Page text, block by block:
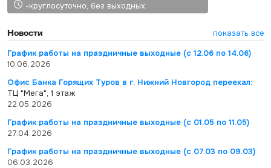
-круглосуточно, без выходных
Новости
показать все
График работы на праздничные выходные (с 12.06 по 14.06)
10.06.2026
Офис Банка Горящих Туров в г. Нижний Новгород переехал:
ТЦ "Мега", 1 этаж
22.05.2026
График работы на праздничные выходные (с 01.05 по 11.05)
27.04.2026
График работы на праздничные выходные (с 07.03 по 09.03)
06.03.2026